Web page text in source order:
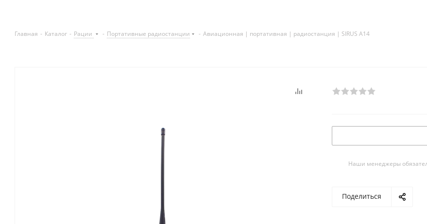
Главная - Каталог - Рации - Портативные радиостанции - Авиационная | портативная | радиостанция | SIRUS A14
Наши менеджеры
Поделиться